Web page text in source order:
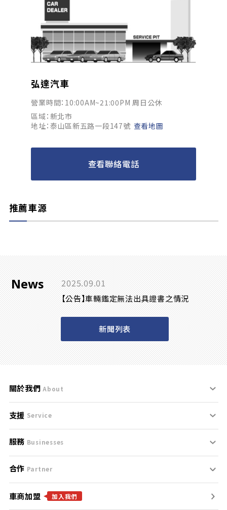
弘達汽車
營業時間：10:00AM~21:00PM 周日公休
區域：新北市
地址：泰山區新五路一段147號 查看地圖
查看聯絡電話
推薦車源
News 2025.09.01
【公告】車輛鑑定無法出具證書之情況
新聞列表
關於我們 About
刊登規範
服務條款
免責聲明
隱私權政策
支援 Service
支援中心
聯絡我們
服務 Businesses
什麼是Goo鑑定？
找好車
合作 Partner
合作夥伴
車商加盟 加入我們